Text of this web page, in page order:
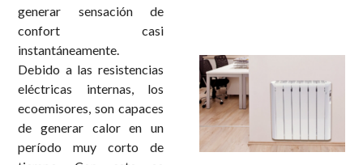
generar sensación de
confort casi
instantáneamente.
Debido a las resistencias
eléctricas internas, los
ecoemisores, son capaces
de generar calor en un
período muy corto de